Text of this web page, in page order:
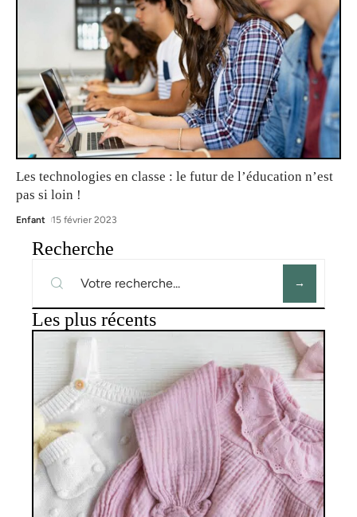
Les technologies en classe : le futur de l’éducation n’est
pas si loin !
Enfant 15 février 2023
Recherche
Les plus récents